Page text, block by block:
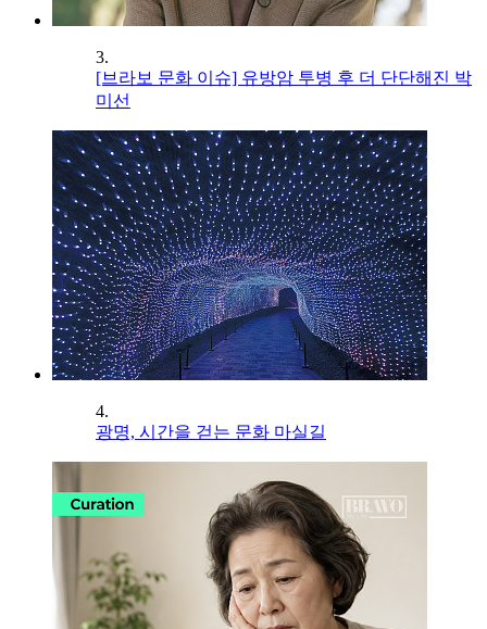
3.
[브라보 문화 이슈] 유방암 투병 후 더 단단해진 박
미선
4.
광명, 시간을 걷는 문화 마실길